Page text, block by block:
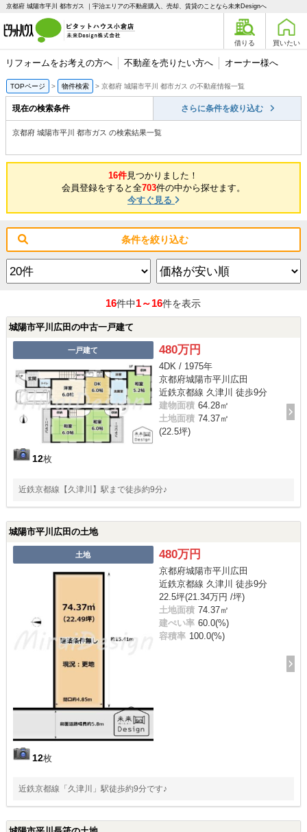
京都府 城陽市平川 都市ガス ｜宇治エリアの不動産購入、売却、賃貸のことなら未来Designへ
借りる 買いたい
リフォームをお考えの方へ 不動産を売りたい方へ オーナー様へ
TOPページ 物件検索 京都府 城陽市平川 都市ガス の不動産情報一覧
現在の検索条件 さらに条件を絞り込む
京都府 城陽市平川 都市ガス の検索結果一覧
16件見つかりました！
会員登録をすると全703件の中から探せます。
今すぐ見る
条件を絞り込む
16件中1～16件を表示
城陽市平川広田の中古一戸建て
一戸建て
12枚
480万円
4DK / 1975年
京都府城陽市平川広田
近鉄京都線 久津川 徒歩9分
建物面積 64.28㎡
土地面積 74.37㎡
(22.5坪)
近鉄京都線【久津川】駅まで徒歩約9分♪
城陽市平川広田の土地
土地
12枚
480万円
京都府城陽市平川広田
近鉄京都線 久津川 徒歩9分
22.5坪(21.34万円 /坪)
土地面積 74.37㎡
建ぺい率 60.0(%)
容積率 100.0(%)
近鉄京都線「久津川」駅徒歩約9分です♪